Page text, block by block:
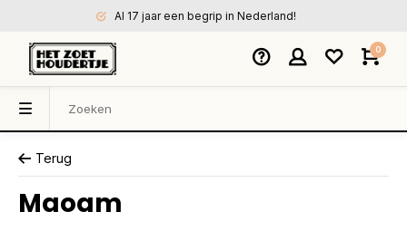
Al 17 jaar een begrip in Nederland!
0
Terug
Maoam